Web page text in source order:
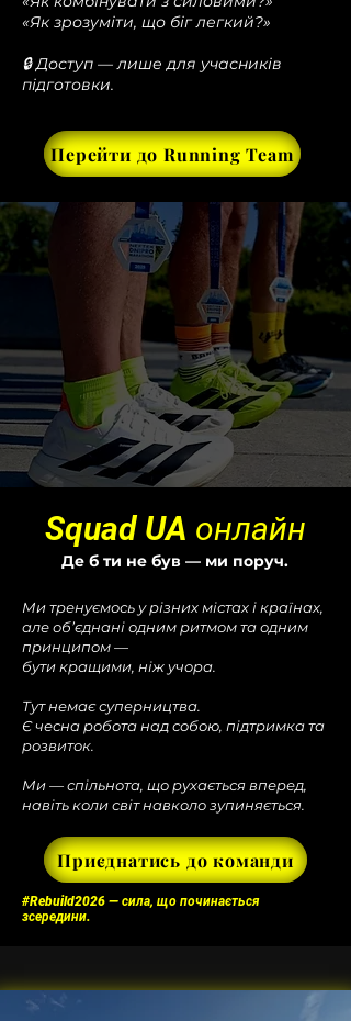
«Як зрозуміти, що біг легкий?»
🔒 Доступ — лише для учасників
підготовки.
Перейти до Running Team
Squad UA онлайн
Де б ти не був — ми поруч.
Ми тренуємось у різних містах і країнах,
але об’єднані одним ритмом та одним
принципом —
бути кращими, ніж учора.
Тут немає суперництва.
Є чесна робота над собою, підтримка та
розвиток.
Ми — спільнота, що рухається вперед,
навіть коли світ навколо зупиняється.
Приєднатись до команди
#Rebuild2026 — сила, що починається
зсередини.